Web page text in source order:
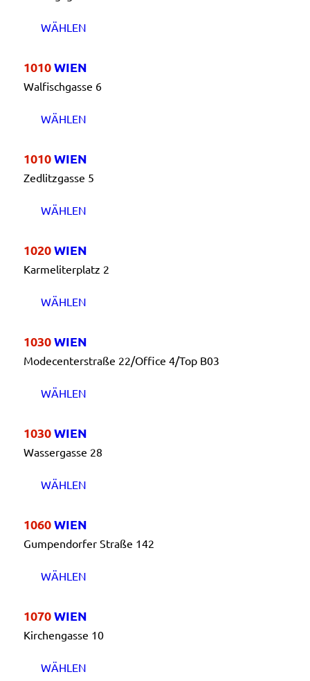
WÄHLEN
1010WIEN
Walfischgasse 6
WÄHLEN
1010WIEN
Zedlitzgasse 5
WÄHLEN
1020WIEN
Karmeliterplatz 2
WÄHLEN
1030WIEN
Modecenterstraße 22/Office 4/Top B03
WÄHLEN
1030WIEN
Wassergasse 28
WÄHLEN
1060WIEN
Gumpendorfer Straße 142
WÄHLEN
1070WIEN
Kirchengasse 10
WÄHLEN